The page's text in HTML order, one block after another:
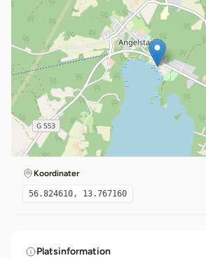
Koordinater
56.824610, 13.767160
Platsinformation